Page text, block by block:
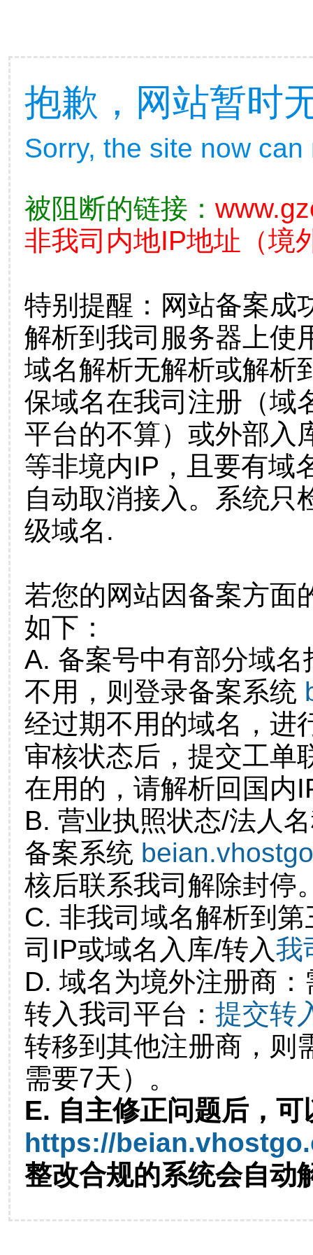
抱歉，网站暂时
Sorry, the site now
被阻断的链接：
非我司内地IP地址（境
特别提醒：网站备案成
解析到我司服务器上使
域名解析无解析或解析
保域名在我司注册（域
平台的不算）或外部入
等非境内IP，且要有域
自动取消接入。系统只
级域名.
若您的网站因备案方面
如下：
A. 备案号中有部分域
不用，则登录备案系统
经过期不用的域名，进
审核状态后，提交工单
在用的，请解析回国内
B. 营业执照状态/法人
备案系统
核后联系我司解除封停
C. 非我司域名解析到
司IP或域名入库/转入我
D. 域名为境外注册商
转入我司平台： 提交转
转移到其他注册商，则
需要7天）。
E. 自主修正问题后，可
https://
整改合规的系统会自动